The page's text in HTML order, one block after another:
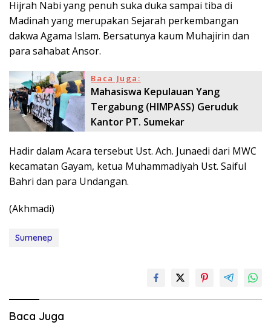
Hijrah Nabi yang penuh suka duka sampai tiba di
Madinah yang merupakan Sejarah perkembangan
dakwa Agama Islam. Bersatunya kaum Muhajirin dan
para sahabat Ansor.
Baca Juga:
Mahasiswa Kepulauan Yang
Tergabung (HIMPASS) Geruduk
Kantor PT. Sumekar
Hadir dalam Acara tersebut Ust. Ach. Junaedi dari MWC
kecamatan Gayam, ketua Muhammadiyah Ust. Saiful
Bahri dan para Undangan.
(Akhmadi)
Sumenep
Baca Juga